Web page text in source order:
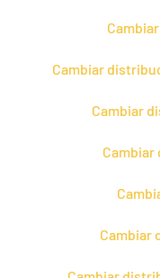
Cambiar
Cambiar
Cambiar
Cambiar